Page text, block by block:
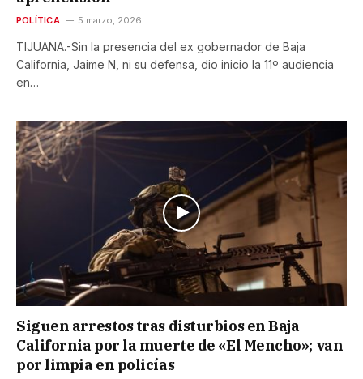
POLÍTICA 5 marzo, 2026
TIJUANA.-Sin la presencia del ex gobernador de Baja
California, Jaime N, ni su defensa, dio inicio la 11º audiencia
en…
Siguen arrestos tras disturbios en Baja
California por la muerte de «El Mencho»; van
por limpia en policías